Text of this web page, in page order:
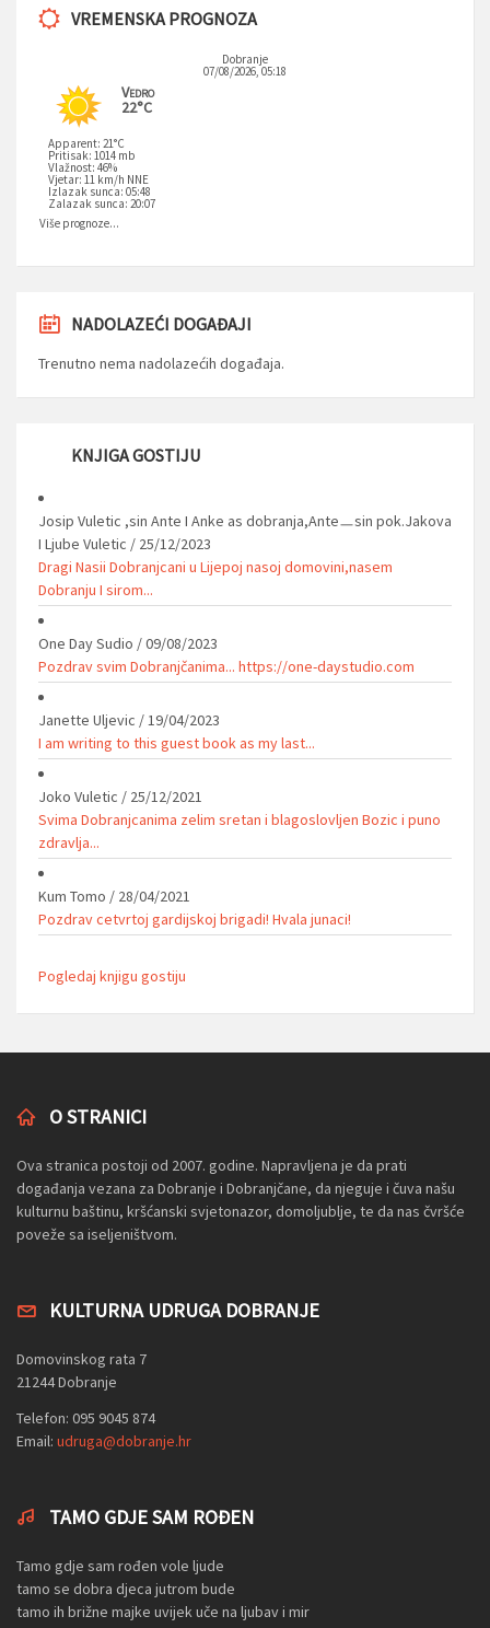
VREMENSKA PROGNOZA
Dobranje
07/08/2026, 05:18
Vedro
22°C
Apparent: 21°C
Pritisak: 1014 mb
Vlažnost: 46%
Vjetar: 11 km/h NNE
Izlazak sunca: 05:48
Zalazak sunca: 20:07
Više prognoze...
NADOLAZEĆI DOGAĐAJI
Trenutno nema nadolazećih događaja.
KNJIGA GOSTIJU
Josip Vuletic ,sin Ante I Anke as dobranja,Anteㅡsin pok.Jakova
I Ljube Vuletic / 25/12/2023
Dragi Nasii Dobranjcani u Lijepoj nasoj domovini,nasem
Dobranju I sirom...
One Day Sudio /09/08/2023
Pozdrav svim Dobranjčanima... https://one-daystudio.com
Janette Uljevic /19/04/2023
I am writing to this guest book as my last...
Joko Vuletic / 25/12/2021
Svima Dobranjcanima zelim sretan i blagoslovljen Bozic i puno
zdravlja...
Kum Tomo / 28/04/2021
Pozdrav cetvrtoj gardijskoj brigadi! Hvala junaci!
Pogledaj knjigu gostiju
O STRANICI
Ova stranica postoji od 2007. godine. Napravljena je da prati
događanja vezana za Dobranje i Dobranjčane, da njeguje i čuva našu
kulturnu baštinu, kršćanski svjetonazor, domoljublje, te da nas čvršće
poveže sa iseljeništvom.
KULTURNA UDRUGA DOBRANJE
Domovinskog rata 7
21244 Dobranje
Telefon: 095 9045 874
Email: udruga@dobranje.hr
TAMO GDJE SAM ROĐEN
Tamo gdje sam rođen vole ljude
tamo se dobra djeca jutrom bude
tamo ih brižne majke uvijek uče na ljubav i mir